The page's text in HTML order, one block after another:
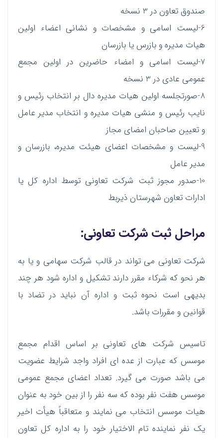
صندوق تعاون در 3 نسخه
6-لیست اسامی و مشخصات و نشانی اعضاء اولین
هیات مدیره و بازرس یا بازرسان
7-لیست اسامی و امضاء حاضرین در اولین مجمع
عمومی عادی در 3 نسخه
8-صورتجلسه اولین هیات مدیره دال بر انتخاب رئیس و
نایب رئیس و منشی هیات مدیره و انتخاب مدیر عامل
و تعیین صاحبان امضای مجاز
9-لیست و مشخصات اعضای هیئت مدیره، بازرسان و
مدیر عامل
10-صدور مجوز ثبت شرکت تعاونی توسط اداره کل یا
ادارات تعاون شهرستان ذیربط
مراحل ثبت شرکت تعاونی:
شرکت تعاونی می تواند در قالب شرکت سهامی و یا به
هر نحو که شرکاء مقرر دارند تشکیل و اداره شود هر چند
بدیهی است نحوه ثبت و اداره آن نباید در تضاد با
قوانین و مقررات باشد.
تاسیس شرکت های تعاونی بر اساس اقدام مجمع
موسس که عبارت از عده ای افراد واجد شرایط عضویت
می باشد صورت می گیرد. تعداد اعضای مجمع عمومی
موسس هفت نفر بوده که سه نفر را از بین خود به عنوان
هیات موسس انتخاب می نمایند و متعاقباً هیأت اخیر
یک نفر نماینده تام الاختیار خود را به اداره کل تعاون